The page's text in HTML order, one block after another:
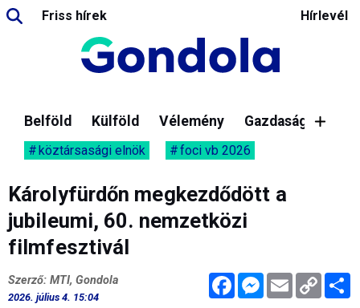
Friss hírek Hírlevél
Belföld Külföld Vélemény Gazdaság
köztársasági elnök foci vb 2026
Károlyfürdőn megkezdődött a
jubileumi, 60. nemzetközi
filmfesztivál
FacebookMessenger
Email Copy
Link
Szerző: MTI, Gondola
2026. július 4. 15:04